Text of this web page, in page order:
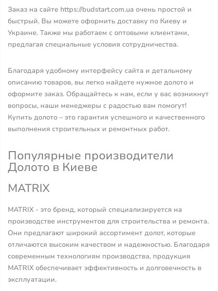
Заказ на сайте https://budstart.com.ua очень простой и
быстрый. Вы можете оформить доставку по Киеву и
Украине. Также мы работаем с оптовыми клиентами,
предлагая специальные условия сотрудничества.
Благодаря удобному интерфейсу сайта и детальному
описанию товаров, вы легко найдете нужное долото и
оформите заказ. Обращайтесь к нам, если у вас возникнут
вопросы, наши менеджеры с радостью вам помогут!
Купить долото – это гарантия успешного и качественного
выполнения строительных и ремонтных работ.
Популярные производители
Долото в Киеве
MATRIX
MATRIX - это бренд, который специализируется на
производстве инструментов для строительства и ремонта.
Они предлагают широкий ассортимент долот, которые
отличаются высоким качеством и надежностью. Благодаря
современным технологиям производства, продукция
MATRIX обеспечивает эффективность и долговечность в
эксплуатации.